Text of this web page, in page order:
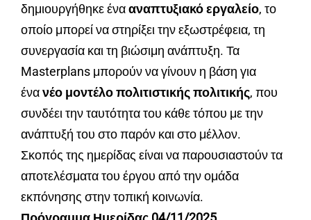
δημιουργήθηκε ένααναπτυξιακό εργαλείο, το
οποίο μπορεί να στηρίξει την εξωστρέφεια, τη
συνεργασία και τη βιώσιμη ανάπτυξη. Τα
Masterplans μπορούν να γίνουν η βάση για
ένανέο μοντέλο πολιτιστικής πολιτικής, που
συνδέει την ταυτότητα του κάθε τόπου με την
ανάπτυξή του στο παρόν και στο μέλλον.
Σκοπός της ημερίδας είναι να παρουσιαστούν τα
αποτελέσματα του έργου από την ομάδα
εκπόνησης στην τοπική κοινωνία.